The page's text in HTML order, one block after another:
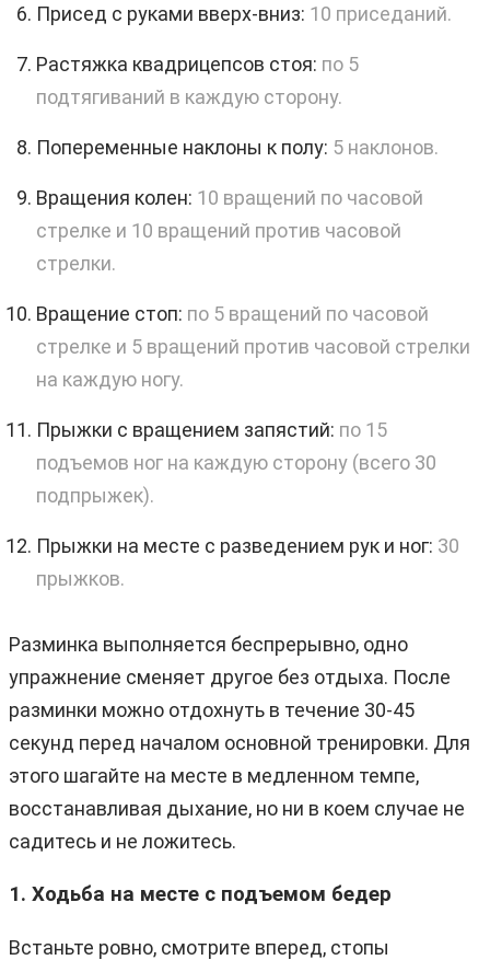
Присед с руками вверх-вниз: 10 приседаний.
Растяжка квадрицепсов стоя: по 5
подтягиваний в каждую сторону.
Попеременные наклоны к полу: 5 наклонов.
Вращения колен: 10 вращений по часовой
стрелке и 10 вращений против часовой
стрелки.
Вращение стоп: по 5 вращений по часовой
стрелке и 5 вращений против часовой стрелки
на каждую ногу.
Прыжки с вращением запястий: по 15
подъемов ног на каждую сторону (всего 30
подпрыжек).
Прыжки на месте с разведением рук и ног: 30
прыжков.
Разминка выполняется беспрерывно, одно
упражнение сменяет другое без отдыха. После
разминки можно отдохнуть в течение 30-45
секунд перед началом основной тренировки. Для
этого шагайте на месте в медленном темпе,
восстанавливая дыхание, но ни в коем случае не
садитесь и не ложитесь.
1. Ходьба на месте с подъемом бедер
Встаньте ровно, смотрите вперед, стопы